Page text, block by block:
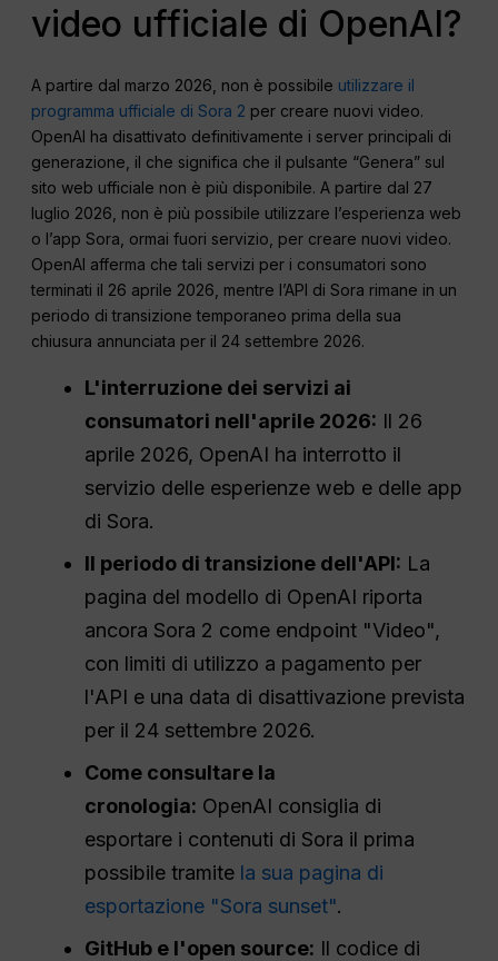
video ufficiale di OpenAI?
A partire dal marzo 2026, non è possibile utilizzare il
programma ufficiale di Sora 2 per creare nuovi video.
OpenAI ha disattivato definitivamente i server principali di
generazione, il che significa che il pulsante “Genera” sul
sito web ufficiale non è più disponibile. A partire dal 27
luglio 2026, non è più possibile utilizzare l’esperienza web
o l’app Sora, ormai fuori servizio, per creare nuovi video.
OpenAI afferma che tali servizi per i consumatori sono
terminati il 26 aprile 2026, mentre l’API di Sora rimane in un
periodo di transizione temporaneo prima della sua
chiusura annunciata per il 24 settembre 2026.
L'interruzione dei servizi ai
consumatori nell'aprile 2026: Il 26
aprile 2026, OpenAI ha interrotto il
servizio delle esperienze web e delle app
di Sora.
Il periodo di transizione dell'API: La
pagina del modello di OpenAI riporta
ancora Sora 2 come endpoint "Video",
con limiti di utilizzo a pagamento per
l'API e una data di disattivazione prevista
per il 24 settembre 2026.
Come consultare la
cronologia: OpenAI consiglia di
esportare i contenuti di Sora il prima
possibile tramite la sua pagina di
esportazione "Sora sunset".
GitHub e l'open source: Il codice di